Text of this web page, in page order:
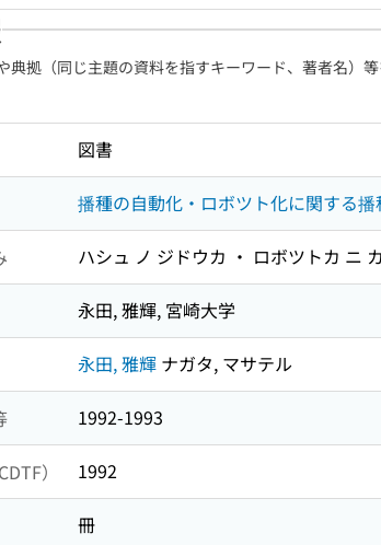
典拠（同じ主題の資料を指すキーワード、著者名）等
図書
播種の自動化・ロボツト化に関する
ハシュ ノ ジドウカ ・ ロボツトカ ニ
永田, 雅輝, 宮崎大学
永田, 雅輝 ナガタ, マサテル
1992-1993
） 1992
冊